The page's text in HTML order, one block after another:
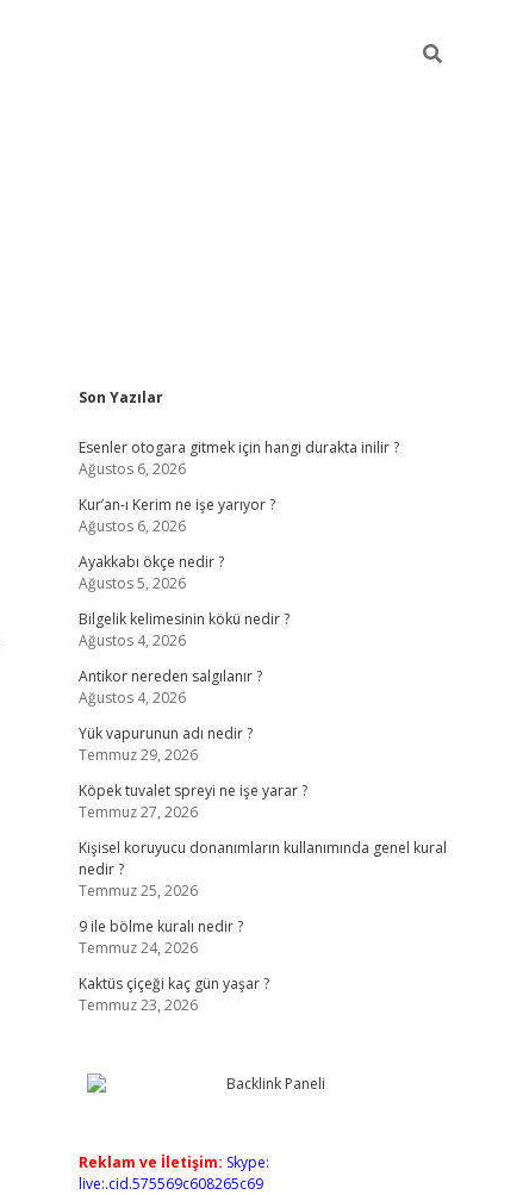
Sidebar
Son Yazılar
Esenler otogara gitmek için hangi durakta inilir ?
Ağustos 6, 2026
Kur’an-ı Kerim ne işe yarıyor ?
Ağustos 6, 2026
Ayakkabı ökçe nedir ?
Ağustos 5, 2026
Bilgelik kelimesinin kökü nedir ?
Ağustos 4, 2026
Antikor nereden salgılanır ?
Ağustos 4, 2026
Yük vapurunun adı nedir ?
Temmuz 29, 2026
Köpek tuvalet spreyi ne işe yarar ?
Temmuz 27, 2026
Kişisel koruyucu donanımların kullanımında genel kural
nedir ?
Temmuz 25, 2026
9 ile bölme kuralı nedir ?
Temmuz 24, 2026
Kaktüs çiçeği kaç gün yaşar ?
Temmuz 23, 2026
Reklam ve İletişim: Skype:
live:.cid.575569c608265c69